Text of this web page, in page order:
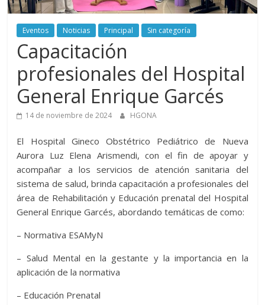
Aurora
–
Luz
Elena
Arismendi
Eventos Noticias Principal Sin categoría
Capacitación
profesionales del Hospital
General Enrique Garcés
14 de noviembre de 2024 HGONA
El Hospital Gineco Obstétrico Pediátrico de Nueva
Aurora Luz Elena Arismendi, con el fin de apoyar y
acompañar a los servicios de atención sanitaria del
sistema de salud, brinda capacitación a profesionales del
área de Rehabilitación y Educación prenatal del Hospital
General Enrique Garcés, abordando temáticas de como:
– Normativa ESAMyN
– ⁠Salud Mental en la gestante y la importancia en la
aplicación de la normativa
– ⁠Educación Prenatal